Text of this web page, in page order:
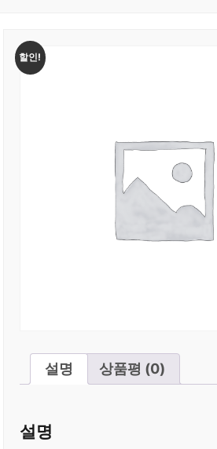
할인!
설명 상품평 (0)
설명